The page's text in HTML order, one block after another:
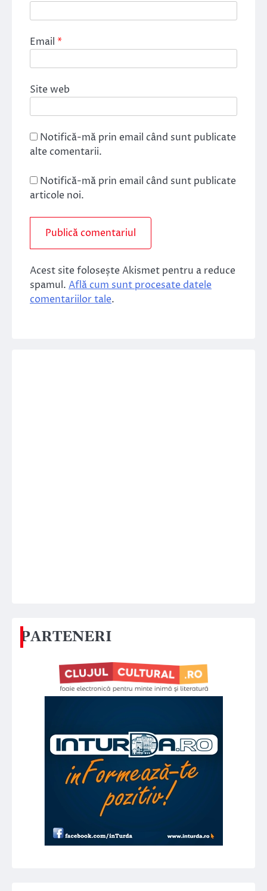
Email *
Site web
Notifică-mă prin email când sunt publicate
alte comentarii.
Notifică-mă prin email când sunt publicate
articole noi.
Acest site folosește Akismet pentru a reduce
spamul. Află cum sunt procesate datele
comentariilor tale.
PARTENERI